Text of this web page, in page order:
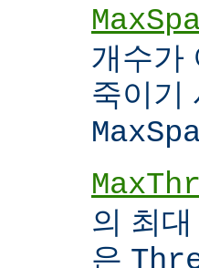
개수가
죽이기
의 최
은